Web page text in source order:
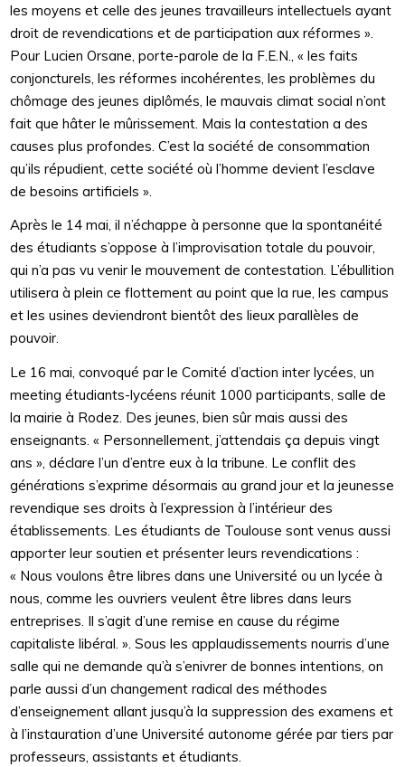
les moyens et celle des jeunes travailleurs intellectuels ayant
droit de revendications et de participation aux réformes ».
Pour Lucien Orsane, porte-parole de la F.E.N., « les faits
conjoncturels, les réformes incohérentes, les problèmes du
chômage des jeunes diplômés, le mauvais climat social n’ont
fait que hâter le mûrissement. Mais la contestation a des
causes plus profondes. C’est la société de consommation
qu’ils répudient, cette société où l’homme devient l’esclave
de besoins artificiels ».
Après le 14 mai, il n’échappe à personne que la spontanéité
des étudiants s’oppose à l’improvisation totale du pouvoir,
qui n’a pas vu venir le mouvement de contestation. L’ébullition
utilisera à plein ce flottement au point que la rue, les campus
et les usines deviendront bientôt des lieux parallèles de
pouvoir.
Le 16 mai, convoqué par le Comité d’action inter lycées, un
meeting étudiants-lycéens réunit 1000 participants, salle de
la mairie à Rodez. Des jeunes, bien sûr mais aussi des
enseignants. « Personnellement, j’attendais ça depuis vingt
ans », déclare l’un d’entre eux à la tribune. Le conflit des
générations s’exprime désormais au grand jour et la jeunesse
revendique ses droits à l’expression à l’intérieur des
établissements. Les étudiants de Toulouse sont venus aussi
apporter leur soutien et présenter leurs revendications :
« Nous voulons être libres dans une Université ou un lycée à
nous, comme les ouvriers veulent être libres dans leurs
entreprises. Il s’agit d’une remise en cause du régime
capitaliste libéral. ». Sous les applaudissements nourris d’une
salle qui ne demande qu’à s’enivrer de bonnes intentions, on
parle aussi d’un changement radical des méthodes
d’enseignement allant jusqu’à la suppression des examens et
à l’instauration d’une Université autonome gérée par tiers par
professeurs, assistants et étudiants.